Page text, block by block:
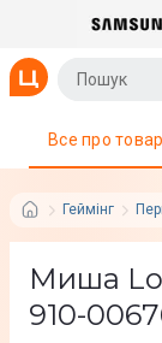
Геймінг
Все про товар
Миша
910-